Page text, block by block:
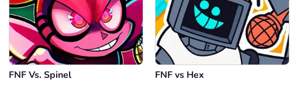
FNF Vs. Spinel FNF vs Hex